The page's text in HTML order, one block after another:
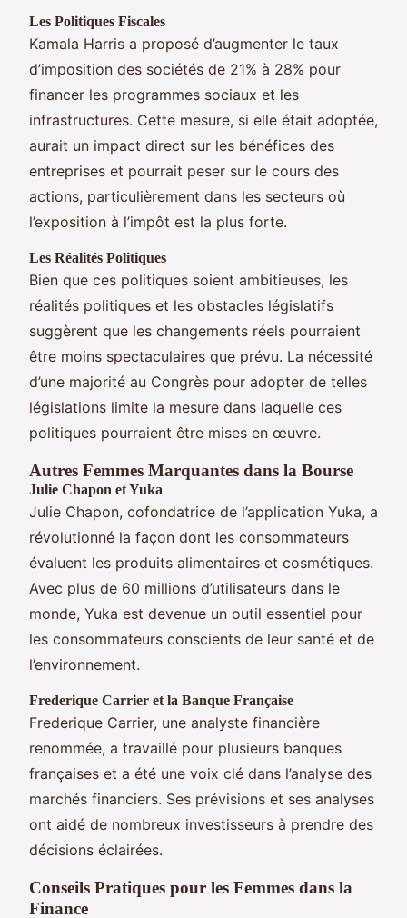
Les Politiques Fiscales
Kamala Harris a proposé d’augmenter le taux
d’imposition des sociétés de 21% à 28% pour
financer les programmes sociaux et les
infrastructures. Cette mesure, si elle était adoptée,
aurait un impact direct sur les bénéfices des
entreprises et pourrait peser sur le cours des
actions, particulièrement dans les secteurs où
l’exposition à l’impôt est la plus forte.
Les Réalités Politiques
Bien que ces politiques soient ambitieuses, les
réalités politiques et les obstacles législatifs
suggèrent que les changements réels pourraient
être moins spectaculaires que prévu. La nécessité
d’une majorité au Congrès pour adopter de telles
législations limite la mesure dans laquelle ces
politiques pourraient être mises en œuvre.
Autres Femmes Marquantes dans la Bourse
Julie Chapon et Yuka
Julie Chapon, cofondatrice de l’application Yuka, a
révolutionné la façon dont les consommateurs
évaluent les produits alimentaires et cosmétiques.
Avec plus de 60 millions d’utilisateurs dans le
monde, Yuka est devenue un outil essentiel pour
les consommateurs conscients de leur santé et de
l’environnement.
Frederique Carrier et la Banque Française
Frederique Carrier, une analyste financière
renommée, a travaillé pour plusieurs banques
françaises et a été une voix clé dans l’analyse des
marchés financiers. Ses prévisions et ses analyses
ont aidé de nombreux investisseurs à prendre des
décisions éclairées.
Conseils Pratiques pour les Femmes dans la
Finance